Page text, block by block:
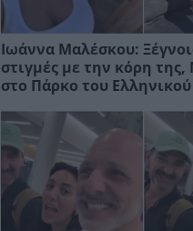
Ιωάννα Μαλέσκου:
στιγμές με την κόρη της,
στο Πάρκο του Ελληνικού